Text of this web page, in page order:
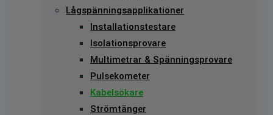
Lågspänningsapplikationer
Installationstestare
Isolationsprovare
Multimetrar & Spänningsprovare
Pulsekometer
Kabelsökare
Strömtänger